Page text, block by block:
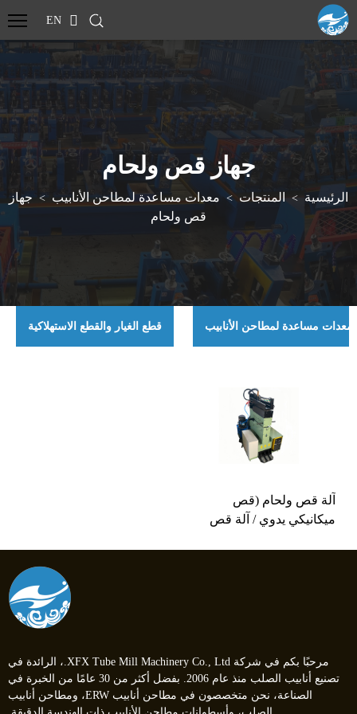
EN
جهاز قص ولحام
الرئيسية > المنتجات > معدات مساعدة لمطاحن الأنابيب > جهاز
قص ولحام
معدات مساعدة لمطاحن الأنابيب قطع الغيار والقطع الاستهلاكية
آلة قص ولحام (قص
ميكانيكي يدوي / آلة قص
مرحبًا بكم في شركة XFX Tube Mill Machinery Co., Ltd.، الرائدة في
تصنيع أنابيب الصلب منذ عام 2006. بفضل أكثر من 30 عامًا من الخبرة في
الصناعة، نحن متخصصون في مطاحن أنابيب ERW، ومطاحن أنابيب